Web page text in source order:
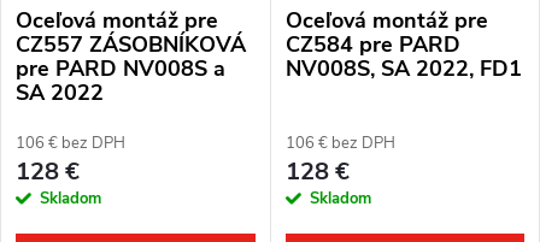
Oceľová montáž pre
CZ557 ZÁSOBNÍKOVÁ
pre PARD NV008S a
SA 2022
106 € bez DPH
128 €
Skladom
Oceľová montáž pre
CZ584 pre PARD
NV008S, SA 2022, FD1
106 € bez DPH
128 €
Skladom